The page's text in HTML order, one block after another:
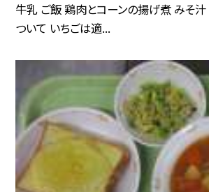
牛乳 ご飯 鶏肉とコーンの揚げ煮 みそ
ついて いちごは適...